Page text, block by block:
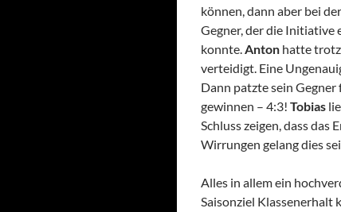
können, dann aber bei
Gegner, der die Initiative
konnte.Anton hatte
verteidigt. Eine
Dann patzte sein
gewinnen – 4:3! Tobias
Schluss zeigen, dass
Wirrungen gelang dies
Alles in allem ein
Saisonziel Klassenerhalt